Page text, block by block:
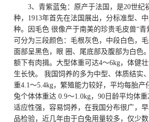
3、青紫蓝兔：原产于法国，是20世纪
种，1913年首先在法国展出，分标准型、
种。因毛色 很像产于南美的珍贵毛皮兽“青
可分为三段颜色：毛根灰色，中段白色，毛
面部呈黑色，眼 圈、尾底部及腹部为白色
额下有肉揖。大型体重可达4～6kg，体健壮
生长快。 我国饲养的多为中型、体质结实
重4.1～5.4kg，繁殖能力较好，平均每胎产
兔个体体重达 0.9～1.0kg，90日龄平均体重
适应性强，容易饲养，在我国分布很广，
品检验，近几年由于白兔用量较多，仅少